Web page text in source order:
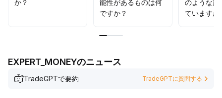
か？
能性があるものは何
ですか？
のような声
ていますか
EXPERT_MONEYのニュース
TradeGPTで要約 TradeGPTに質問する